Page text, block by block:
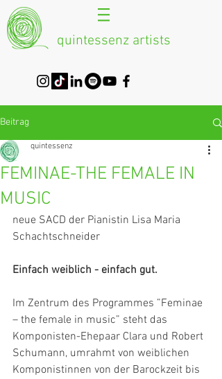
quintessenz artists
Beitrag
FEMINAE-THE FEMALE IN
MUSIC
quintessenz
neue SACD der Pianistin Lisa Maria
Schachtschneider
Einfach weiblich - einfach gut.
Im Zentrum des Programmes ”Feminae
– the female in music” steht das
Komponisten-Ehepaar Clara und Robert
Schumann, umrahmt von weiblichen
Komponistinnen von der Barockzeit bis